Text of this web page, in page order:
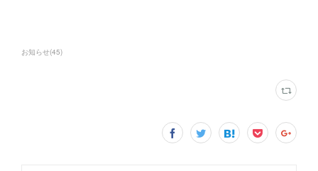
お知らせ(45)